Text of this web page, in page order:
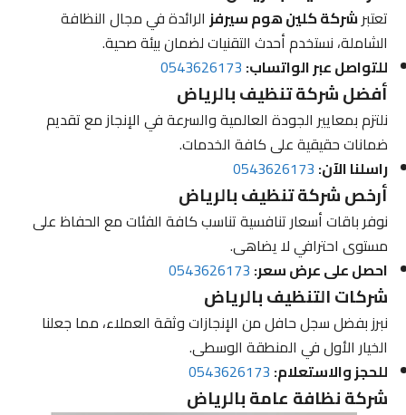
تعتبرشركة كلين هوم سيرفزالرائدة في مجال النظافة
الشاملة، نستخدم أحدث التقنيات لضمان بيئة صحية.
للتواصل عبر الواتساب:0543626173
أفضل شركة تنظيف بالرياض
نلتزم بمعايير الجودة العالمية والسرعة في الإنجاز مع تقديم
ضمانات حقيقية على كافة الخدمات.
راسلنا الآن:0543626173
أرخص شركة تنظيف بالرياض
نوفر باقات أسعار تنافسية تناسب كافة الفئات مع الحفاظ على
مستوى احترافي لا يضاهى.
احصل على عرض سعر:0543626173
شركات التنظيف بالرياض
نبرز بفضل سجل حافل من الإنجازات وثقة العملاء، مما جعلنا
الخيار الأول في المنطقة الوسطى.
للحجز والاستعلام: 0543626173
شركة نظافة عامة بالرياض